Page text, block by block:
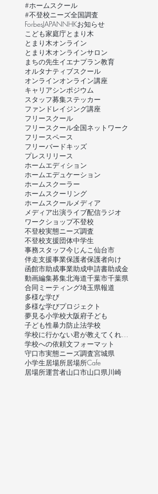
#ホームスクール
#不登校ニーズ全国調査
ForbesJAPANNHKお知らせ
こども家庭庁とまり木
とまり木オンライン
とまり木オンラインサロン
まちの先生イエナプラン教育
オルタナティブスクール
オンラインオンライン講座
キャリアシンポジウム
スタッフ募集ステッカー
ファンドレイジング講座
フリースクール
フリースクール全国ネットワーク
フリースペース
フリーバードキッズ
プレスリリース
ホームエディション
ホームエデュケーション
ホームスクーラー
ホームスクーリング
ホームスクールメディア
メディア出演ライブ配信ラジオ
ワークショップ不登校
不登校実態ニーズ調査
不登校支援団体中学生
事務スタッフ今じんこ仙台市
伴走支援事業保護者保護者向け
函館市助成事業助成申請書助成金
動画編集募集北海道千葉市千葉県
合同ミーティング埼玉県報道
多様な学び
多様な学びプロジェクト
夢見る小学校大阪府子ども
子ども性暴力防止法学校
学校に行かない君が教えてくれたこと
学校への依頼文フォーマット
守口市実態ニーズ調査宮城県
小学生居場所居場所Cafe
居場所運営者山口市山口県川崎